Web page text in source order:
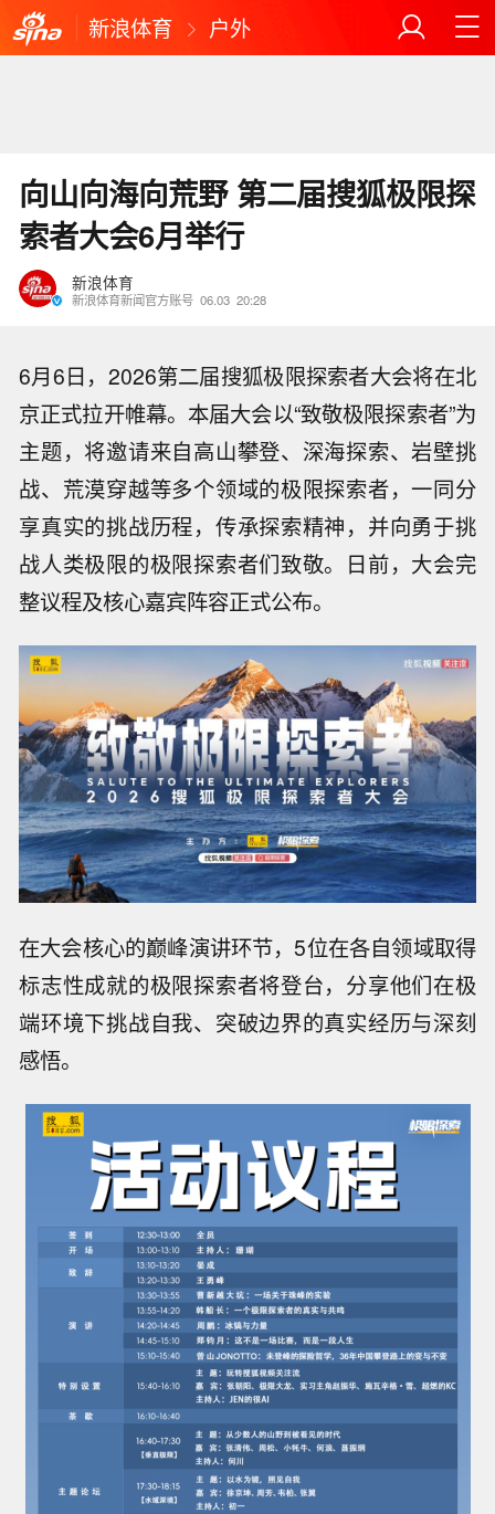
新浪体育 户外
向山向海向荒野 第二届搜狐极限探
索者大会6月举行
新浪体育
新浪体育新闻官方账号 06.03 20:28
6月6日，2026第二届搜狐极限探索者大会将在北
京正式拉开帷幕。本届大会以“致敬极限探索者”为
主题，将邀请来自高山攀登、深海探索、岩壁挑
战、荒漠穿越等多个领域的极限探索者，一同分
享真实的挑战历程，传承探索精神，并向勇于挑
战人类极限的极限探索者们致敬。日前，大会完
整议程及核心嘉宾阵容正式公布。
在大会核心的巅峰演讲环节，5位在各自领域取得
标志性成就的极限探索者将登台，分享他们在极
端环境下挑战自我、突破边界的真实经历与深刻
感悟。